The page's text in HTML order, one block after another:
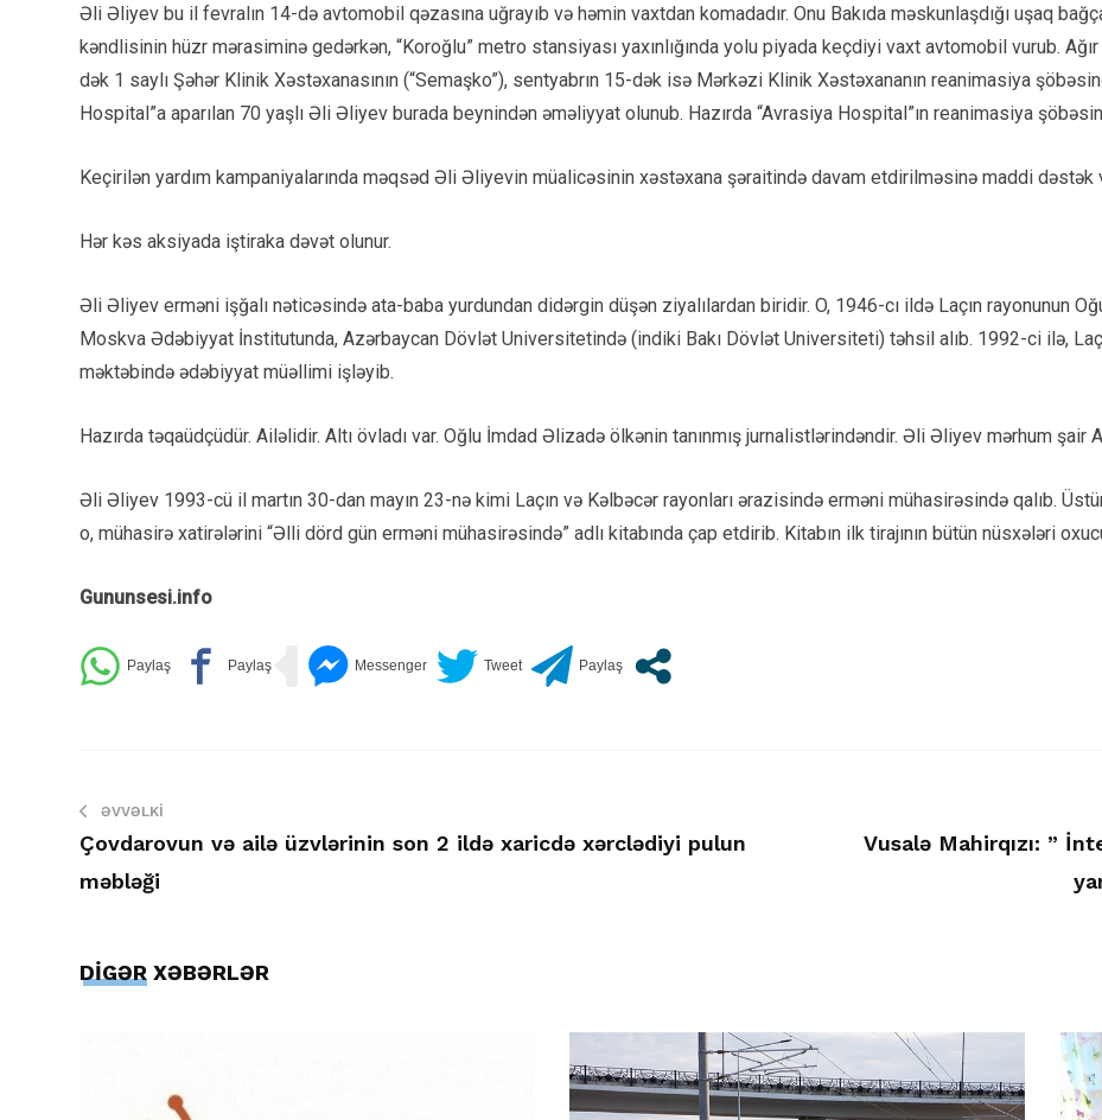
Əli Əliyev bu il fevralın 14-də avtomobil qəzasına uğrayıb və həmin vaxtdan komadadır. Onu Bakıda məskunlaşdığı uşaq
kəndlisinin hüzr mərasiminə gedərkən, “Koroğlu” metro stansiyası yaxınlığında yolu piyada keçdiyi vaxt avtomobil vurub.
dək 1 saylı Şəhər Klinik Xəstəxanasının (“Semaşko”), sentyabrın 15-dək isə Mərkəzi Klinik Xəstəxananın reanimasiya
Hospital”a aparılan 70 yaşlı Əli Əliyev burada beynindən əməliyyat olunub. Hazırda “Avrasiya Hospital”ın reanimasiya
Keçirilən yardım kampaniyalarında məqsəd Əli Əliyevin müalicəsinin xəstəxana şəraitində davam etdirilməsinə maddi dəstək
Hər kəs aksiyada iştiraka dəvət olunur.
Əli Əliyev erməni işğalı nəticəsində ata-baba yurdundan didərgin düşən ziyalılardan biridir. O, 1946-cı ildə Laçın rayonunun
Moskva Ədəbiyyat İnstitutunda, Azərbaycan Dövlət Universitetində (indiki Bakı Dövlət Universiteti) təhsil alıb. 1992-ci ilə,
məktəbində ədəbiyyat müəllimi işləyib.
Hazırda təqaüdçüdür. Ailəlidir. Altı övladı var. Oğlu İmdad Əlizadə ölkənin tanınmış jurnalistlərindəndir. Əli Əliyev mərhum şair
Əli Əliyev 1993-cü il martın 30-dan mayın 23-nə kimi Laçın və Kəlbəcər rayonları ərazisində erməni mühasirəsində qalıb.
o, mühasirə xatirələrini “Əlli dörd gün erməni mühasirəsində” adlı kitabında çap etdirib. Kitabın ilk tirajının bütün nüsxələri
Gununsesi.info
ƏVVƏLKI
Çovdarovun və ailə üzvlərinin son 2 ildə xaricdə xərclədiyi pulun
məbləği
Vusalə Mahirqızı: ”
DİGƏR XƏBƏRLƏR